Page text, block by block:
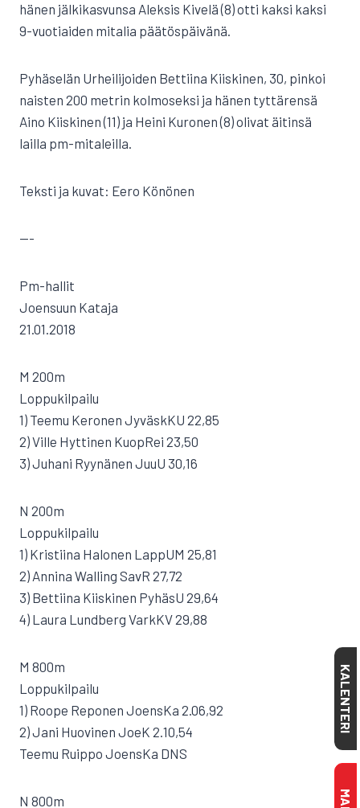
hänen jälkikasvunsa Aleksis Kivelä (8) otti kaksi kaksi
9-vuotiaiden mitalia päätöspäivänä.
Pyhäselän Urheilijoiden Bettiina Kiiskinen, 30, pinkoi
naisten 200 metrin kolmoseksi ja hänen tyttärensä
Aino Kiiskinen (11) ja Heini Kuronen (8) olivat äitinsä
lailla pm-mitaleilla.
Teksti ja kuvat: Eero Könönen
—-
Pm-hallit
Joensuun Kataja
21.01.2018
M 200m
Loppukilpailu
1) Teemu Keronen JyväskKU 22,85
2) Ville Hyttinen KuopRei 23,50
3) Juhani Ryynänen JuuU 30,16
N 200m
Loppukilpailu
1) Kristiina Halonen LappUM 25,81
2) Annina Walling SavR 27,72
3) Bettiina Kiiskinen PyhäsU 29,64
4) Laura Lundberg VarkKV 29,88
M 800m
Loppukilpailu
1) Roope Reponen JoensKa 2.06,92
2) Jani Huovinen JoeK 2.10,54
Teemu Ruippo JoensKa DNS
N 800m
KALENTERI